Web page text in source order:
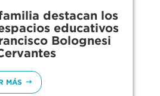
destacan los
educativos
Bolognesi
MÁS